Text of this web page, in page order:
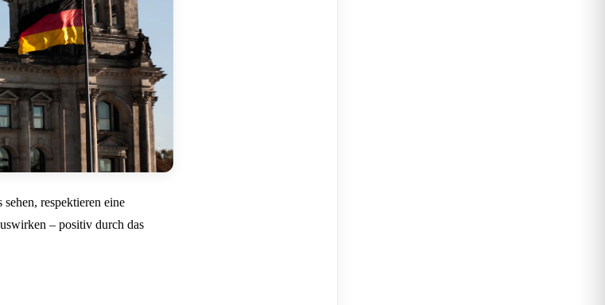
respektieren eine
– positiv durch das